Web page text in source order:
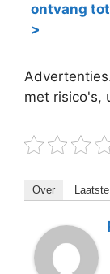
ontvang
>
met risico's,
Over